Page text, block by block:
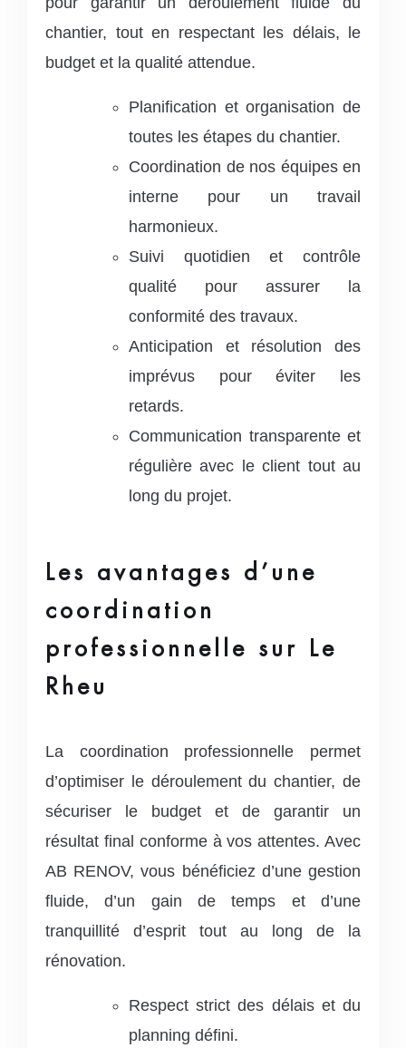
chantier, tout en respectant les délais, le
budget et la qualité attendue.
Planification et organisation de
toutes les étapes du chantier.
Coordination de nos équipes en
interne pour un travail
harmonieux.
Suivi quotidien et contrôle
qualité pour assurer la
conformité des travaux.
Anticipation et résolution des
imprévus pour éviter les
retards.
Communication transparente et
régulière avec le client tout au
long du projet.
Les avantages d’une
coordination
professionnelle sur Le
Rheu
La coordination professionnelle permet
d’optimiser le déroulement du chantier, de
sécuriser le budget et de garantir un
résultat final conforme à vos attentes. Avec
AB RENOV, vous bénéficiez d’une gestion
fluide, d’un gain de temps et d’une
tranquillité d’esprit tout au long de la
rénovation.
Respect strict des délais et du
planning défini.